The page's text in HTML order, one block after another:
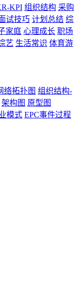
KPI 组织结构 采购
试技巧 计划总结 综
家庭 心理成长 职场
艺 生活常识 体育游
络拓扑图 组织结构-
架构图 原型图
模式 EPC事件过程